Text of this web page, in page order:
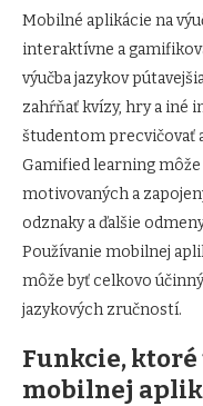
Mobilné aplikácie na
interaktívne a
výučba jazykov
zahŕňať kvízy, hry a iné
študentom precvičovať
Gamified learning
motivovaných a
odznaky a ďalšie
Používanie mobilnej
môže byť celkovo
jazykových zručností.
Funkcie,
mobilnej